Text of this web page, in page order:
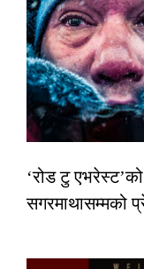
‘रोड टु
सगरमाथासम्मको